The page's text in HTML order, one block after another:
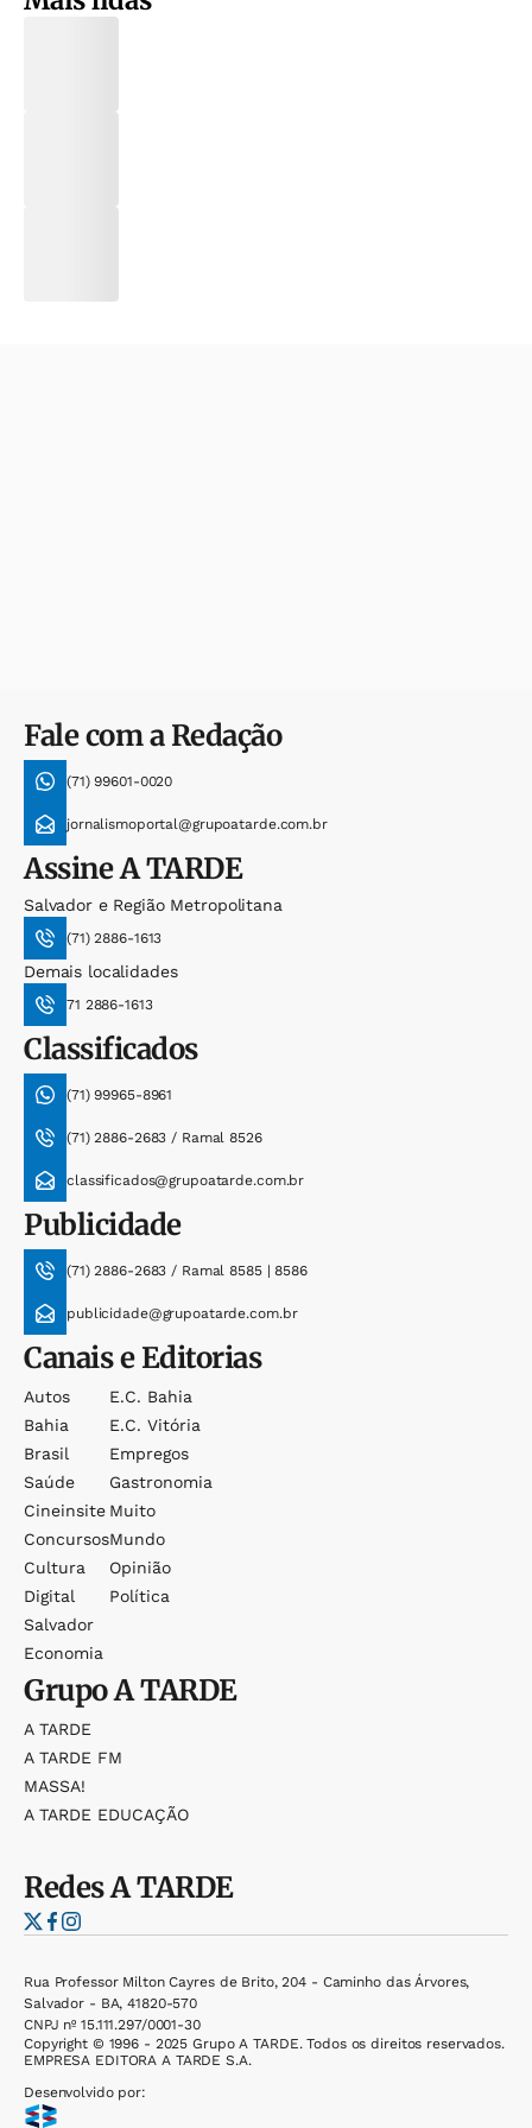
Fale com a Redação
(71) 99601-0020
jornalismoportal@grupoatarde.com.br
AssineA TARDE
Salvador e Região Metropolitana
(71) 2886-1613
Demais localidades
71 2886-1613
Classificados
(71) 99965-8961
(71) 2886-2683 / Ramal 8526
classificados@grupoatarde.com.br
Publicidade
(71) 2886-2683 / Ramal 8585 | 8586
publicidade@grupoatarde.com.br
Canais e Editorias
Autos
Bahia
Brasil
Saúde
Cineinsite
Concursos
Cultura
Digital
Salvador
Economia
E.c. Bahia
E.c. Vitória
Empregos
Gastronomia
Muito
Mundo
Opinião
Política
GrupoA TARDE
A TARDE
A TARDE FM
MASSA!
A TARDE EDUCAÇÃO
RedesA TARDE
Rua Professor Milton Cayres de Brito, 204 - Caminho das Árvores,
Salvador - BA, 41820-570
CNPJ nº 15.111.297/0001-30
Copyright © 1996 - 2025 Grupo A TARDE. Todos os direitos reservados.
EMPRESA EDITORA A TARDE S.A.
Desenvolvido por: